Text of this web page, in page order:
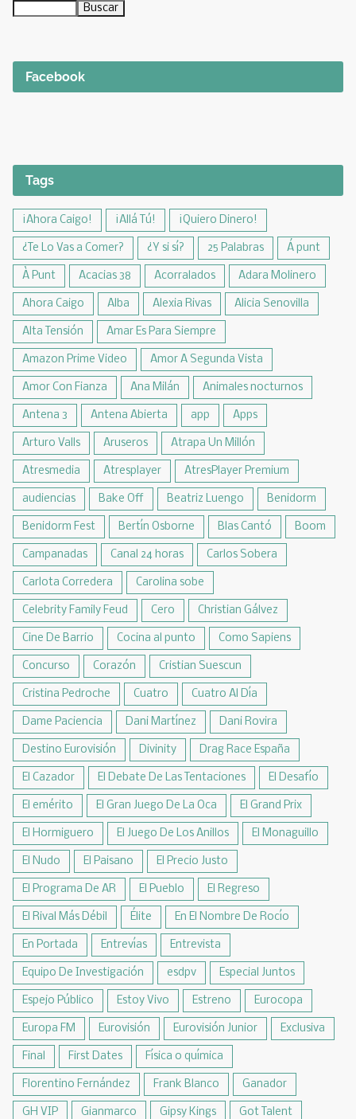
Facebook
Tags
¡Ahora Caigo! ¡Allá Tú! ¡Quiero Dinero!
¿Te Lo Vas a Comer? ¿Y si sí? 25 Palabras Á punt
À Punt Acacias 38 Acorralados Adara Molinero
Ahora Caigo Alba Alexia Rivas Alicia Senovilla
Alta Tensión Amar Es Para Siempre
Amazon Prime Video Amor A Segunda Vista
Amor Con Fianza Ana Milán Animales nocturnos
Antena 3 Antena Abierta app Apps
Arturo Valls Aruseros Atrapa Un Millón
Atresmedia Atresplayer AtresPlayer Premium
audiencias Bake Off Beatriz Luengo Benidorm
Benidorm Fest Bertín Osborne Blas Cantó Boom
Campanadas Canal 24 horas Carlos Sobera
Carlota Corredera Carolina sobe
Celebrity Family Feud Cero Christian Gálvez
Cine De Barrio Cocina al punto Como Sapiens
Concurso Corazón Cristian Suescun
Cristina Pedroche Cuatro Cuatro Al Día
Dame Paciencia Dani Martínez Dani Rovira
Destino Eurovisión Divinity Drag Race España
El Cazador El Debate De Las Tentaciones El Desafío
El emérito El Gran Juego De La Oca El Grand Prix
El Hormiguero El Juego De Los Anillos El Monaguillo
El Nudo El Paisano El Precio Justo
El Programa De AR El Pueblo El Regreso
El Rival Más Débil Élite En El Nombre De Rocío
En Portada Entrevías Entrevista
Equipo De Investigación esdpv Especial Juntos
Espejo Público Estoy Vivo Estreno Eurocopa
Europa FM Eurovisión Eurovisión Junior Exclusiva
Final First Dates Física o química
Florentino Fernández Frank Blanco Ganador
GH VIP Gianmarco Gipsy Kings Got Talent